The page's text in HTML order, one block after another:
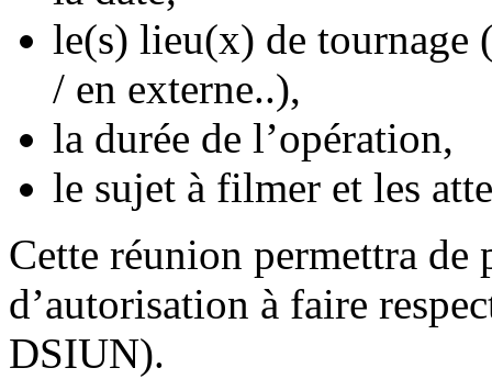
le(s) lieu(x) de tournage
/ en externe..),
la durée de l’opération,
le sujet à filmer et les
Cette réunion permettra de
d’autorisation à faire
DSIUN).